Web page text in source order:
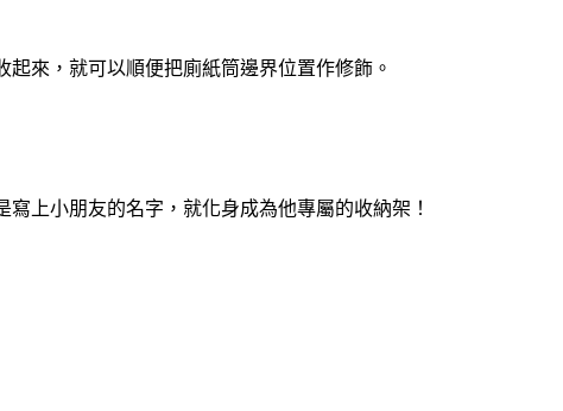
來，就可以順便把廁紙筒邊界位置作修飾。
上小朋友的名字，就化身成為他專屬的收納架！